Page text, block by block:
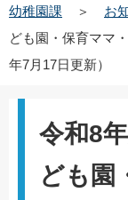
幼稚園課
＞ お
ども園・保育ママ
年7月17日更新）
令和8
ども園